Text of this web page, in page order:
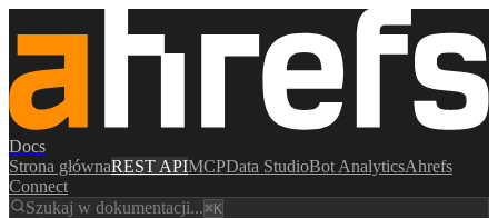
Docs
Strona głównaREST APIMCPData StudioBot AnalyticsAhrefs
Connect
Szukaj w dokumentacji...⌘K